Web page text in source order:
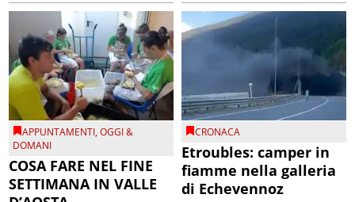
APPUNTAMENTI,OGGI &
DOMANI
COSA FARE NEL FINE
SETTIMANA IN VALLE
CRONACA
Etroubles: camper in
fiamme nella galleria
di Echevennoz